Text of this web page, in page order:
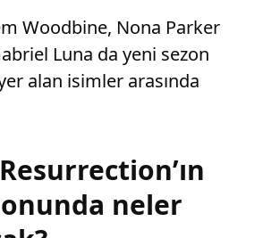
Woodbine, Nona Parker
Luna da yeni sezon
alan isimler arasında
neler